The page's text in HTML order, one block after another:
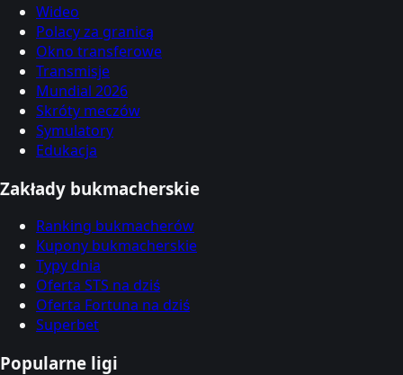
Wideo
Polacy za granicą
Okno transferowe
Transmisje
Mundial 2026
Skróty meczów
Symulatory
Edukacja
Zakłady bukmacherskie
Ranking bukmacherów
Kupony bukmacherskie
Typy dnia
Oferta STS na dziś
Oferta Fortuna na dziś
Superbet
Popularne ligi